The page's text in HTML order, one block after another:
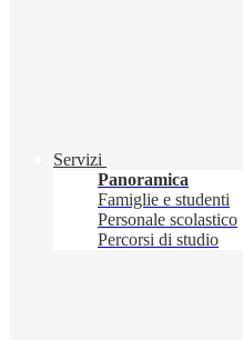
Servizi
Panoramica
Famiglie e studenti
Personale scolastico
Percorsi di studio